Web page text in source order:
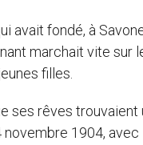
avait fondé, à
marchait vite sur
filles.
ses rêves
1904,